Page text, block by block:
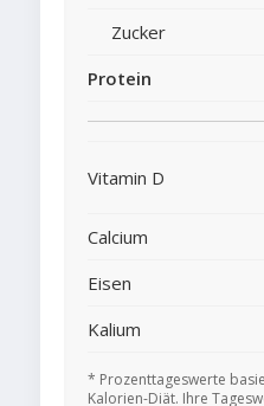
Zucker
Protein
Vitamin D
Calcium
Eisen
Kalium
* Prozenttageswerte
Kalorien-Diät. Ihre